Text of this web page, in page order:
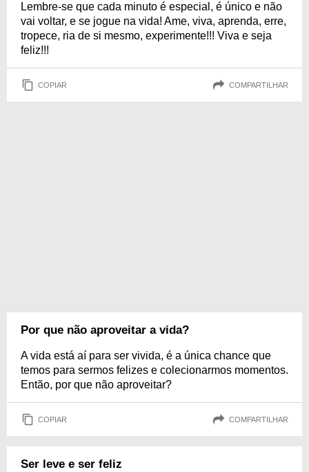
Lembre-se que cada minuto é especial, é único e não
vai voltar, e se jogue na vida! Ame, viva, aprenda, erre,
tropece, ria de si mesmo, experimente!!! Viva e seja
feliz!!!
COPIAR COMPARTILHAR
Por que não aproveitar a vida?
A vida está aí para ser vivida, é a única chance que
temos para sermos felizes e colecionarmos momentos.
Então, por que não aproveitar?
COPIAR COMPARTILHAR
Ser leve e ser feliz